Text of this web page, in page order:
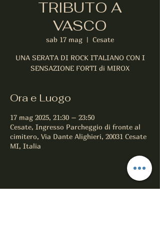
TRIBUTO A
VASCO
sab 17 mag
  |
Cesate
UNA SERATA DI ROCK ITALIANO CON I
SENSAZIONE FORTI di MIROX
Ora e Luogo
17 mag 2025, 21:30 – 23:50
Cesate, Ingresso Parcheggio di fronte al
cimitero, Via Dante Alighieri, 20031 Cesate
MI, Italia